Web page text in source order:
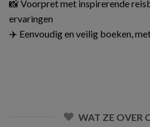
📸 Voorpret met inspirerende
ervaringen
✈️ Eenvoudig en veilig boeken,
WAT ZE OVER